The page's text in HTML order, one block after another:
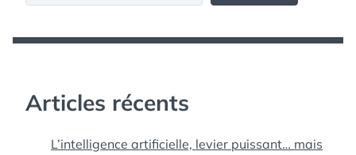
Articles récents
L’intelligence artificielle, levier puissant… mais